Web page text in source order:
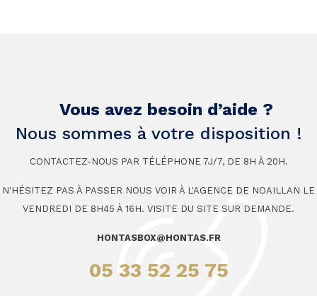
Vous avez besoin d’aide ?
Nous sommes à votre disposition !
CONTACTEZ-NOUS PAR TÉLÉPHONE 7J/7, DE 8H À 20H.
N'HÉSITEZ PAS À PASSER NOUS VOIR À L'AGENCE DE NOAILLAN LE
VENDREDI DE 8H45 À 16H. VISITE DU SITE SUR DEMANDE.
HONTASBOX@HONTAS.FR
05 33 52 25 75